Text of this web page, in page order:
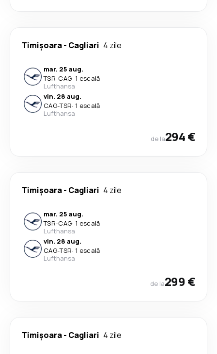
Timișoara- Cagliari 4 zile
mar. 25 aug.
TSR-CAG· 1 escală
Lufthansa
vin. 28 aug.
CAG-TSR· 1 escală
Lufthansa
de la294 €
Timișoara- Cagliari 4 zile
mar. 25 aug.
TSR-CAG· 1 escală
Lufthansa
vin. 28 aug.
CAG-TSR· 1 escală
Lufthansa
de la299 €
Timișoara- Cagliari 4 zile